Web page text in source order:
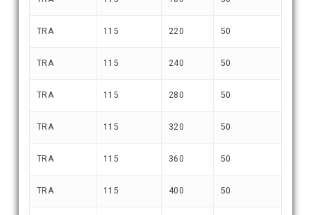
TRA 115 220 50
TRA 115 240 50
TRA 115 280 50
TRA 115 320 50
TRA 115 360 50
TRA 115 400 50